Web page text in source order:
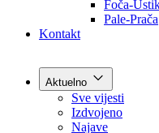
Općine
Kontakt
Aktuelno